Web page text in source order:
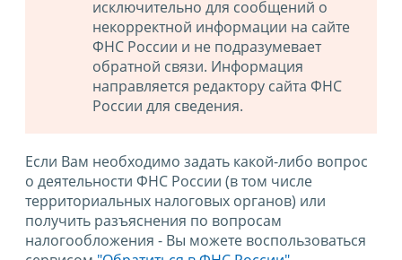
исключительно для сообщений о
некорректной информации на сайте
ФНС России и не подразумевает
обратной связи. Информация
направляется редактору сайта ФНС
России для сведения.
Если Вам необходимо задать какой-либо вопрос
о деятельности ФНС России (в том числе
территориальных налоговых органов) или
получить разъяснения по вопросам
налогообложения - Вы можете воспользоваться